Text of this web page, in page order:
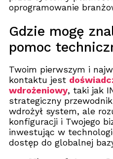
oprogramowanie
Gdzie mogę
pomoc
Twoim pierwszym i
kontaktu jest
wdrożeniowy, taki jak
strategiczny
wdrożył system, ale
konfiguracji i Twojego
inwestując w
dostęp do globalnej